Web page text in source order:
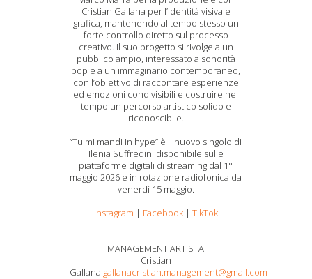
Cristian Gallana per l’identità visiva e
grafica, mantenendo al tempo stesso un
forte controllo diretto sul processo
creativo. Il suo progetto si rivolge a un
pubblico ampio, interessato a sonorità
pop e a un immaginario contemporaneo,
con l’obiettivo di raccontare esperienze
ed emozioni condivisibili e costruire nel
tempo un percorso artistico solido e
riconoscibile.
“Tu mi mandi in hype” è il nuovo singolo di
Ilenia Suffredini disponibile sulle
piattaforme digitali di streaming dal 1°
maggio 2026 e in rotazione radiofonica da
venerdì 15 maggio.
Instagram | Facebook| TikTok
MANAGEMENT ARTISTA
Cristian
Gallana gallanacristian.management@gmail.com